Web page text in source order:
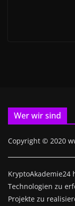
Wer wir sind
Copyright © 2020
KryptoAkademie24
Technologien zu
Projekte zu